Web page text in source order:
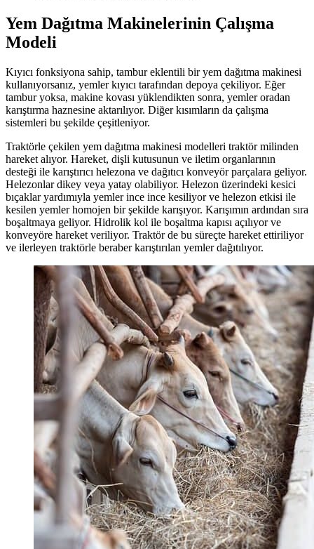
Yem Dağıtma Makinelerinin Çalışma
Modeli
Kıyıcı fonksiyona sahip, tambur eklentili bir yem dağıtma makinesi
kullanıyorsanız, yemler kıyıcı tarafından depoya çekiliyor. Eğer
tambur yoksa, makine kovası yüklendikten sonra, yemler oradan
karıştırma haznesine aktarılıyor. Diğer kısımların da çalışma
sistemleri bu şekilde çeşitleniyor.
Traktörle çekilen yem dağıtma makinesi modelleri traktör milinden
hareket alıyor. Hareket, dişli kutusunun ve iletim organlarının
desteği ile karıştırıcı helezona ve dağıtıcı konveyör parçalara geliyor.
Helezonlar dikey veya yatay olabiliyor. Helezon üzerindeki kesici
bıçaklar yardımıyla yemler ince ince kesiliyor ve helezon etkisi ile
kesilen yemler homojen bir şekilde karışıyor. Karışımın ardından sıra
boşaltmaya geliyor. Hidrolik kol ile boşaltma kapısı açılıyor ve
konveyöre hareket veriliyor. Traktör de bu süreçte hareket ettiriliyor
ve ilerleyen traktörle beraber karıştırılan yemler dağıtılıyor.